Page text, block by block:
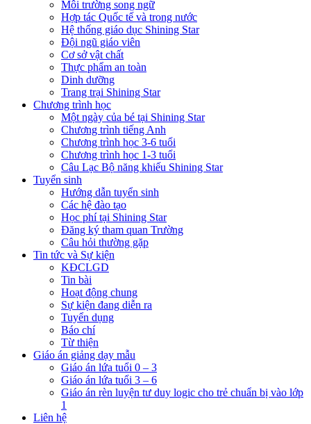
Môi trường song ngữ
Hợp tác Quốc tế và trong nước
Hệ thống giáo dục Shining Star
Đội ngũ giáo viên
Cơ sở vật chất
Thực phẩm an toàn
Dinh dưỡng
Trang trại Shining Star
Chương trình học
Một ngày của bé tại Shining Star
Chương trình tiếng Anh
Chương trình học 3-6 tuổi
Chương trình học 1-3 tuổi
Câu Lạc Bộ năng khiếu Shining Star
Tuyển sinh
Hướng dẫn tuyển sinh
Các hệ đào tạo
Học phí tại Shining Star
Đăng ký tham quan Trường
Câu hỏi thường gặp
Tin tức và Sự kiện
KĐCLGD
Tin bài
Hoạt động chung
Sự kiện đang diễn ra
Tuyển dụng
Báo chí
Từ thiện
Giáo án giảng dạy mẫu
Giáo án lứa tuổi 0 – 3
Giáo án lứa tuổi 3 – 6
Giáo án rèn luyện tư duy logic cho trẻ chuẩn bị vào lớp
1
Liên hệ